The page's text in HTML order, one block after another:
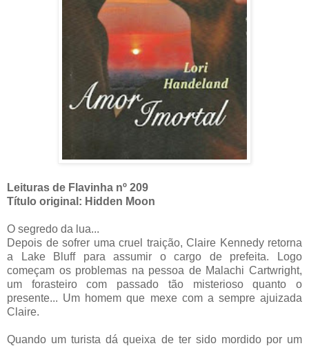
Leituras de Flavinha nº 209
Título original: Hidden Moon
O segredo da lua...
Depois de sofrer uma cruel traição, Claire Kennedy retorna
a Lake Bluff para assumir o cargo de prefeita. Logo
começam os problemas na pessoa de Malachi Cartwright,
um forasteiro com passado tão misterioso quanto o
presente... Um homem que mexe com a sempre ajuizada
Claire.
Quando um turista dá queixa de ter sido mordido por um